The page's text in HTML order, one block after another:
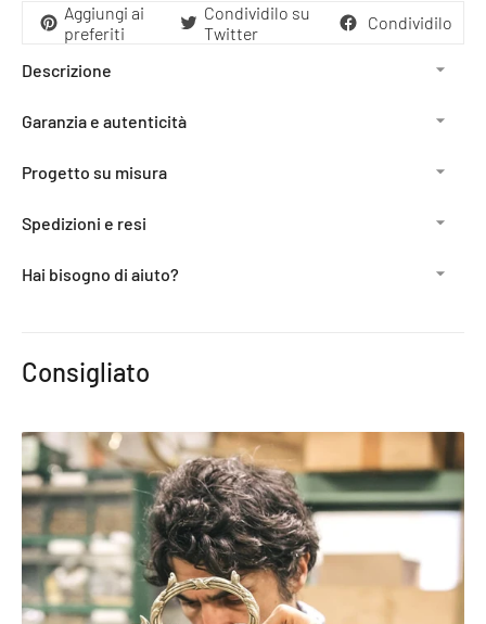
Aggiungi ai
preferiti
Condividilo su
Twitter
Condividilo
Descrizione
Garanzia e autenticità
Progetto su misura
Spedizioni e resi
Hai bisogno di aiuto?
prodotto
Consigliato